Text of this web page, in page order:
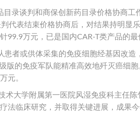
录谈判和商保创新药目录价格协商工
代表结束价格协商后，对结果持明显
99.9万元，已是国内CAR-T类产品的最
者或供体采集的免疫细胞经基因改造
版的免疫军队能精准高效地歼灭癌细
元。
术大学附属第一医院风湿免疫科主任陈
法临床研究，并取得关键进展，成果